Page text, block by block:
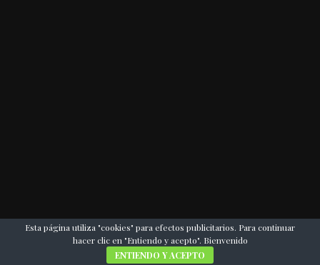
Esta página utiliza "cookies" para efectos publicitarios. Para continuar
hacer clic en "Entiendo y acepto". Bienvenido
ENTIENDO Y ACEPTO